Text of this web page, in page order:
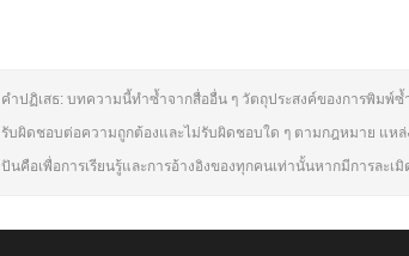
คำปฏิเสธ: บทความนี้ทำซ้ำจากสื่ออื่น ๆ วัตถุประสงค์ของการพิมพ์
รับผิดชอบต่อความถูกต้องและไม่รับผิดชอบใด ๆ ตามกฎหมาย แห
ปันคือเพื่อการเรียนรู้และการอ้างอิงของทุกคนเท่านั้นหากมีการละ